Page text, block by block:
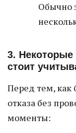
Обычно
3.
стоит
Перед тем, как
отказа без
моменты: